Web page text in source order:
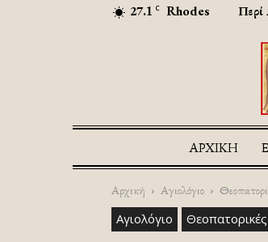
27.1 C Rhodes
ΑΡΧΙΚΉ
Αρχική Αγιολόγιο
Αγιολόγιο Θεοπατορικές